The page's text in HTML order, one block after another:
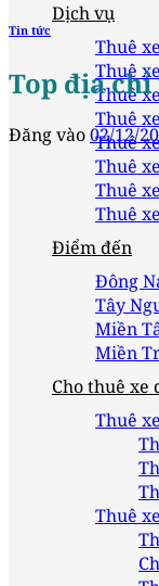
Dịch vụ
Thuê
Thuê
Thuê
Thuê
Thuê
Thuê
Thuê
Thuê
Điểm đến
Đông
Tây
Miền
Miền
Cho thuê xe
Thuê
Thuê
Tin tức
Top địa
Đăng vào02/12/